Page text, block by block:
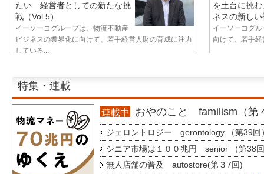
たい—経営者としての新たな挑
戦（Vol.5）
イーソーコグループは、物流不動産
ビジネスの業界化に向けて、若手経営人財の育成に注力
している...
を土台に挑
ネスの新し
イーソーコグ
向けて、若手
特集・連載
連載中 おやのこと familism（第
ジェロントロジー gerontology （第39回
シニア市場は１００兆円 senior （第38
無人店舗の普及 autostore(第３7回)